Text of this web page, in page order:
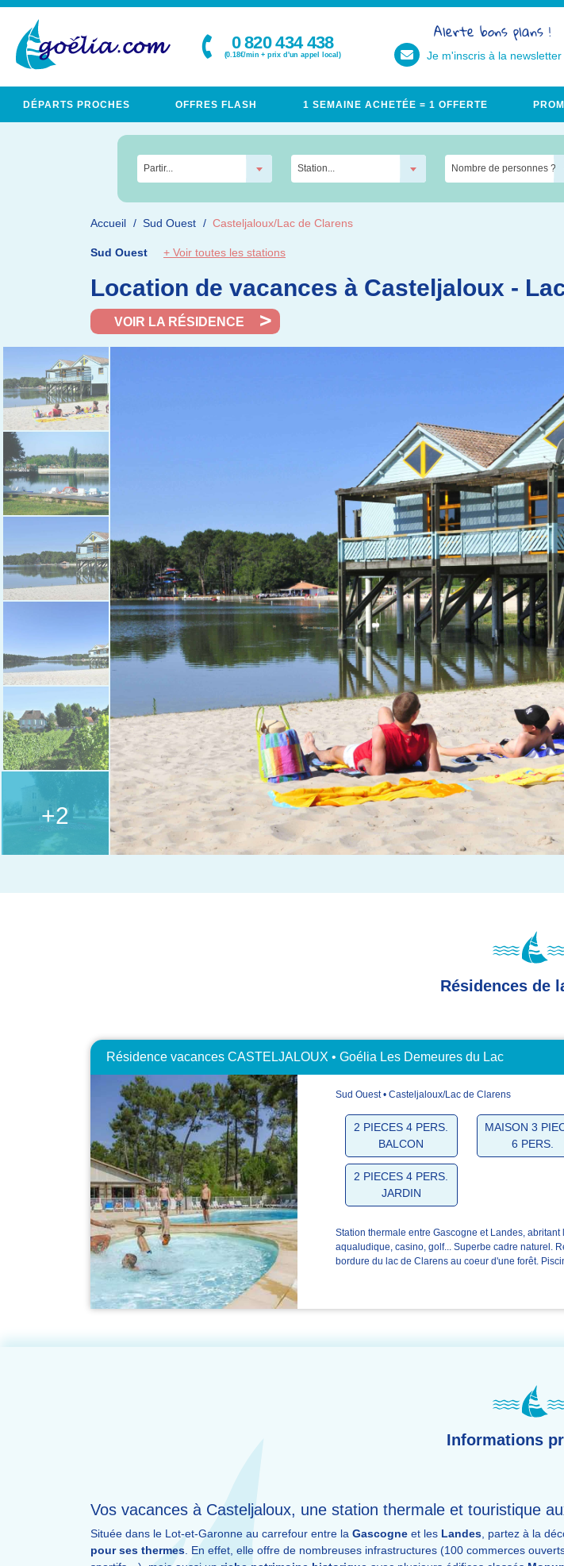
0 820 434 438
(0.18€/min + prix d'un appel local)
Alerte bons plans !
Je m'inscris à la newsletter
DÉPARTS PROCHES OFFRES FLASH 1 SEMAINE ACHETÉE = 1 OFFERTE
Partir... Station... Nombre de personnes ?
Accueil Sud Ouest Casteljaloux/Lac de Clarens
Sud Ouest + Voir toutes les stations
Location de vacances à Casteljaloux -
VOIR LA RÉSIDENCE
+2
Résidences de
Résidence vacances CASTELJALOUX • Goélia Les Demeures du Lac
Sud Ouest • Casteljaloux/Lac de Clarens
2 PIECES 4 PERS.
BALCON
MAISON 3
6 PERS.
2 PIECES 4 PERS.
JARDIN
Station thermale entre Gascogne et Landes,
aqualudique, casino, golf... Superbe cadre naturel.
bordure du lac de Clarens au coeur d'une forêt.
Informations
Vos vacances à Casteljaloux, une station thermale et touristique
Située dans le Lot-et-Garonne au carrefour entre la Gascogne et les Landes, partez à la
pour ses thermes. En effet, elle offre de nombreuses infrastructures (100 commerces